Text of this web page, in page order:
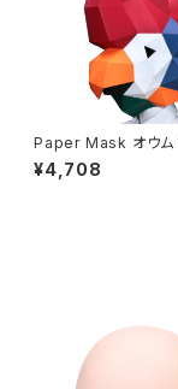
Paper Mask オウ
¥4,708